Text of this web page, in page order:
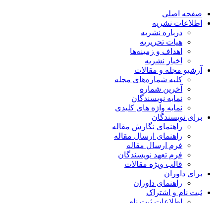
صفحه اصلی
اطلاعات نشریه
درباره نشریه
هیات تحریریه
اهداف و زمینه‌ها
اخبار نشریه
آرشیو مجله و مقالات
کلیه شماره‌های مجله
آخرین شماره
نمایه نویسندگان
نمایه واژه های کلیدی
برای نویسندگان
راهنمای نگارش مقاله
راهنمای ارسال مقاله
فرم ارسال مقاله
فرم تعهد نویسندگان
قالب ویژه مقالات
برای داوران
راهنمای داوران
ثبت نام و اشتراک